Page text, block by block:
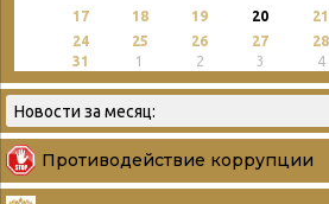
17
18 19 20 21
24 25 26 27 28
31
1 2 3 4
Противодействие коррупции